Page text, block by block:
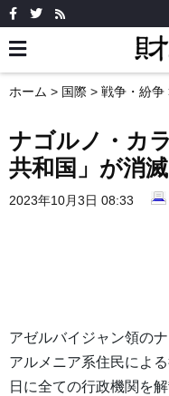
ホーム > 国際 > 戦争・紛争
ナゴルノ・カ
共和国」が消滅
2023年10月3日 08:33
アゼルバイジャン領の
アルメニア系住民によ
日に全ての行政機関を